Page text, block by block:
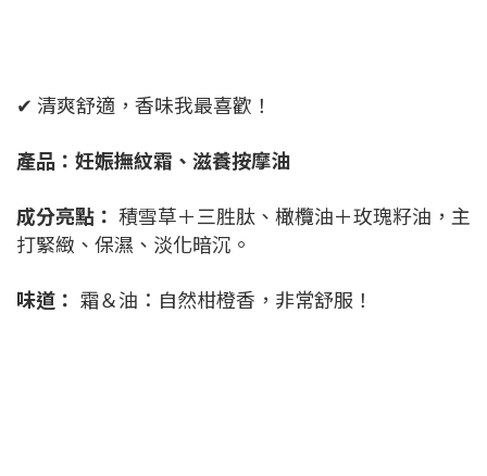
✔ 清爽舒適，香味我最喜歡！
產品：妊娠撫紋霜、滋養按摩油
成分亮點： 積雪草＋三胜肽、橄欖油＋玫瑰籽油，主
打緊緻、保濕、淡化暗沉。
味道： 霜＆油：自然柑橙香，非常舒服！